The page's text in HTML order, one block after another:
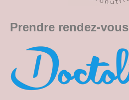
Prendre rendez-vous